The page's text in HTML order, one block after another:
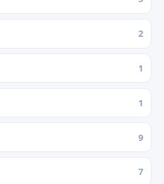
2
1
1
9
7